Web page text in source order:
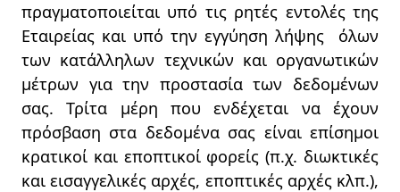
πραγματοποιείται υπό τις ρητές εντολές της
Εταιρείας και υπό την εγγύηση λήψης όλων
των κατάλληλων τεχνικών και οργανωτικών
μέτρων για την προστασία των δεδομένων
σας. Τρίτα μέρη που ενδέχεται να έχουν
πρόσβαση στα δεδομένα σας είναι επίσημοι
κρατικοί και εποπτικοί φορείς (π.χ. διωκτικές
και εισαγγελικές αρχές, εποπτικές αρχές κλπ.),